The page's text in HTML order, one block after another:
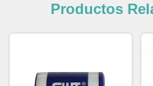
Productos